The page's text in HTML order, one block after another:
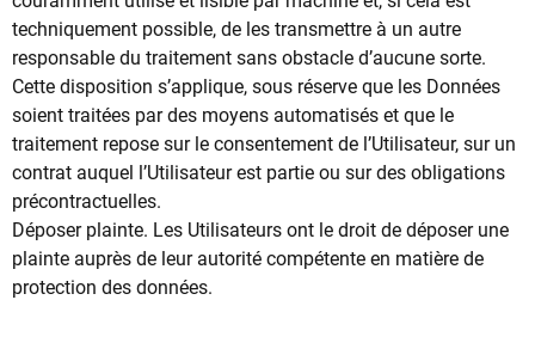
techniquement possible, de les transmettre à un autre
responsable du traitement sans obstacle d’aucune sorte.
Cette disposition s’applique, sous réserve que les Données
soient traitées par des moyens automatisés et que le
traitement repose sur le consentement de l’Utilisateur, sur un
contrat auquel l’Utilisateur est partie ou sur des obligations
précontractuelles.
Déposer plainte. Les Utilisateurs ont le droit de déposer une
plainte auprès de leur autorité compétente en matière de
protection des données.